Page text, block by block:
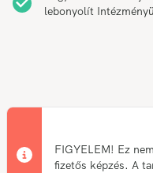
lebonyolít
FIGYELEM! Ez
fizetős képzés. A